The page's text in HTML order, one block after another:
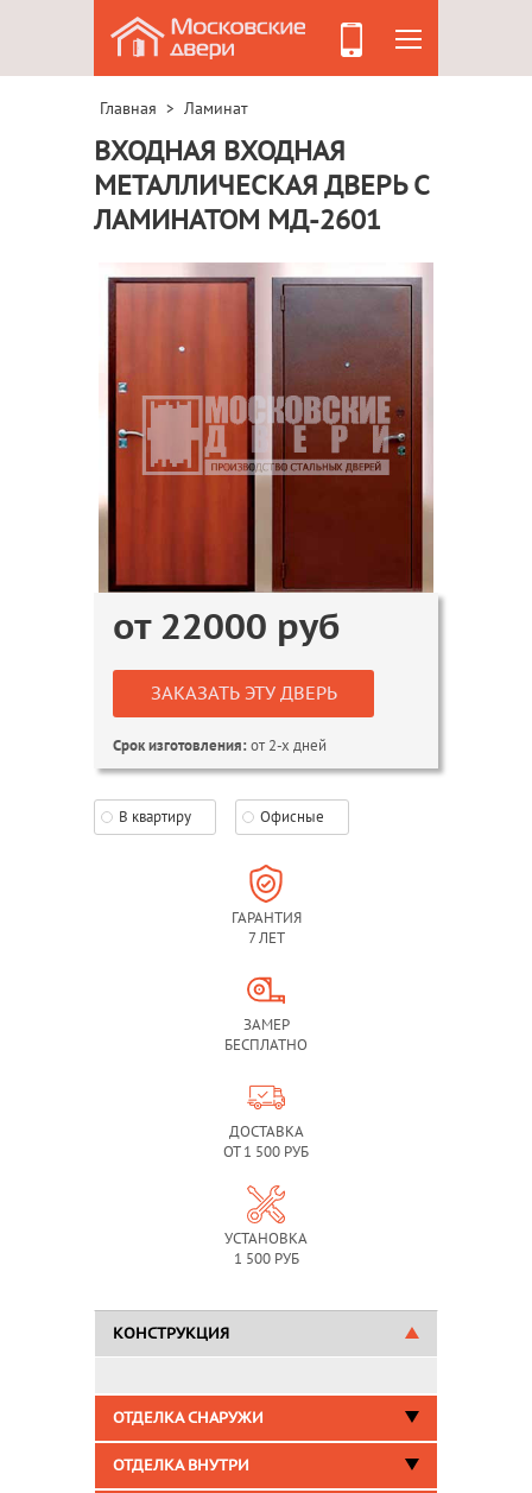
Главная > Ламинат
ВХОДНАЯ ВХОДНАЯ
МЕТАЛЛИЧЕСКАЯ ДВЕРЬ С
ЛАМИНАТОМ МД-2601
от 22000 руб
ЗАКАЗАТЬ ЭТУ ДВЕРЬ
Срок изготовления:от 2-х дней
В квартиру Офисные
ГАРАНТИЯ
7 ЛЕТ
ЗАМЕР
БЕСПЛАТНО
ДОСТАВКА
ОТ 1 500 РУБ
УСТАНОВКА
1 500 РУБ
КОНСТРУКЦИЯ
ОТДЕЛКА СНАРУЖИ
ОТДЕЛКА ВНУТРИ